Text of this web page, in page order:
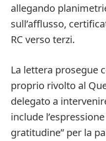
allegando
sull’afflusso,
RC verso terzi.
La lettera prosegue
proprio rivolto al
delegato a
include
gratitudine” per la